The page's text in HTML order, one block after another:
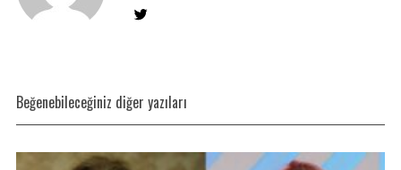
Beğenebileceğiniz diğer yazıları